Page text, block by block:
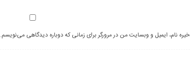
نام، ایمیل و وبسایت من در مرورگر برای زمانی که دوباره دیدگاهی می‌نویسم.